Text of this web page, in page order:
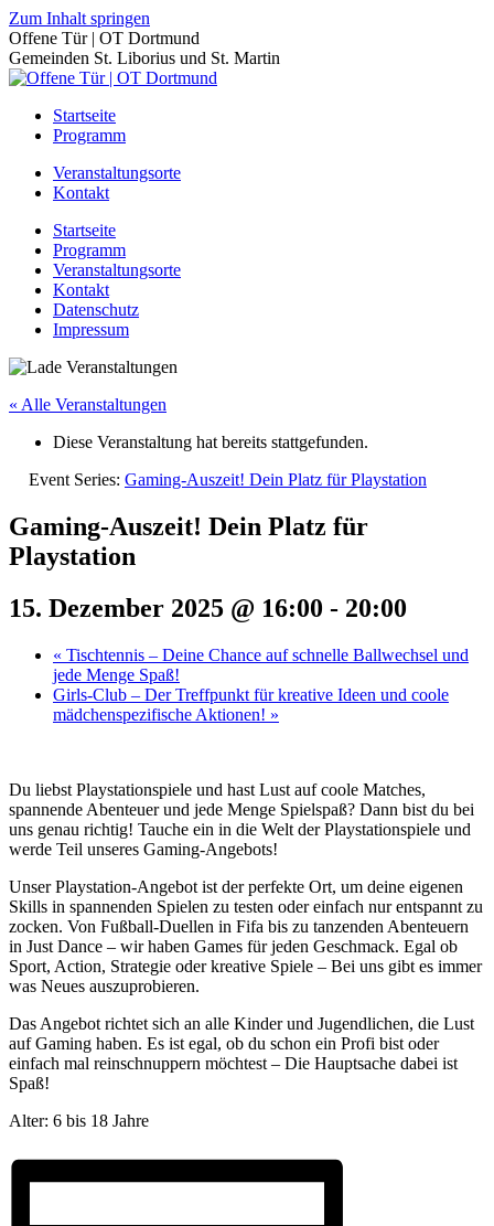
Zum Inhalt springen
Offene Tür | OT Dortmund
Gemeinden St. Liborius und St. Martin
Startseite
Programm
Veranstaltungsorte
Kontakt
Startseite
Programm
Veranstaltungsorte
Kontakt
Datenschutz
Impressum
« Alle Veranstaltungen
Diese Veranstaltung hat bereits stattgefunden.
Event Series: Gaming-Auszeit! Dein Platz für Playstation
Gaming-Auszeit! Dein Platz für
Playstation
15. Dezember 2025 @ 16:00 - 20:00
« Tischtennis – Deine Chance auf schnelle Ballwechsel und
jede Menge Spaß!
Girls-Club – Der Treffpunkt für kreative Ideen und coole
mädchenspezifische Aktionen! »
Du liebst Playstationspiele und hast Lust auf coole Matches,
spannende Abenteuer und jede Menge Spielspaß? Dann bist du bei
uns genau richtig! Tauche ein in die Welt der Playstationspiele und
werde Teil unseres Gaming-Angebots!
Unser Playstation-Angebot ist der perfekte Ort, um deine eigenen
Skills in spannenden Spielen zu testen oder einfach nur entspannt zu
zocken. Von Fußball-Duellen in Fifa bis zu tanzenden Abenteuern
in Just Dance – wir haben Games für jeden Geschmack. Egal ob
Sport, Action, Strategie oder kreative Spiele – Bei uns gibt es immer
was Neues auszuprobieren.
Das Angebot richtet sich an alle Kinder und Jugendlichen, die Lust
auf Gaming haben. Es ist egal, ob du schon ein Profi bist oder
einfach mal reinschnuppern möchtest – Die Hauptsache dabei ist
Spaß!
Alter: 6 bis 18 Jahre